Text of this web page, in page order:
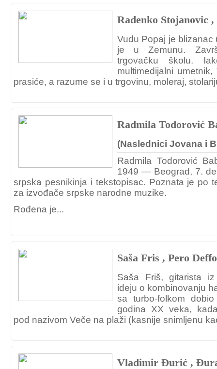
Radenko Stojanovic ,
Vudu Popaj je
je u Zemunu.
trgovačku školu.
multimedijalni
prasiće, a razume se i u trgovinu, moleraj,
Radmila Todorović
(Naslednici Jovana i
Radmila Todorović
1949 — Beograd, 7.
srpska pesnikinja i tekstopisac. Poznata je po
za izvođače srpske narodne muzike.
Rođena je...
Saša Fris , Pero
Saša Friš, gitarista
ideju o kombinovanju
sa turbo-folkom
godina XX veka,
pod nazivom Veče na plaži (kasnije snimljenu
Vladimir Đurić ,